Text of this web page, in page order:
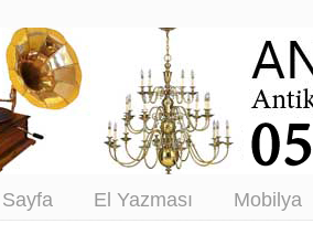
Antikacı
Satım
El Yazması Mobilya